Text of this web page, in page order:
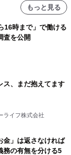
もっと見る
16時まで」で働ける
査を公開
ス、まだ抱えてます
ライフ株式会社
金」は返さなければ
務の有無を分ける5